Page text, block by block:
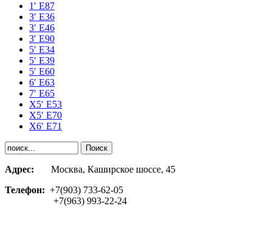
1′ E87
3′ E36
3′ E46
3′ E90
5′ E34
5′ E39
5′ E60
6′ E63
7′ E65
Х5′ E53
X5′ E70
X6′ E71
Адрес: Москва, Каширское шоссе, 45
Телефон: +7(903) 733-62-05
+7(963) 993-22-24